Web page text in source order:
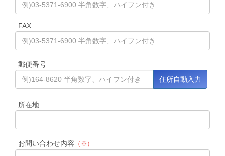
FAX
郵便番号
所在地
お問い合わせ内容 （※）